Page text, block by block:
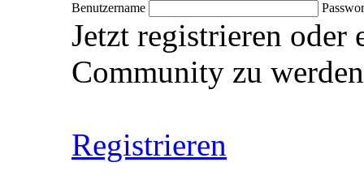
Benutzername
Jetzt registrieren
Community zu
Registrieren